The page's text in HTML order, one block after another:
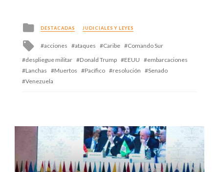
Posted
in
DESTACADAS JUDICIALES Y LEYES
Tagged
acciones ataques Caribe
Comando Sur
despliegue militar
Donald Trump EEUU
embarcaciones
Lanchas
Muertos Pacífico resolución
Senado
Venezuela